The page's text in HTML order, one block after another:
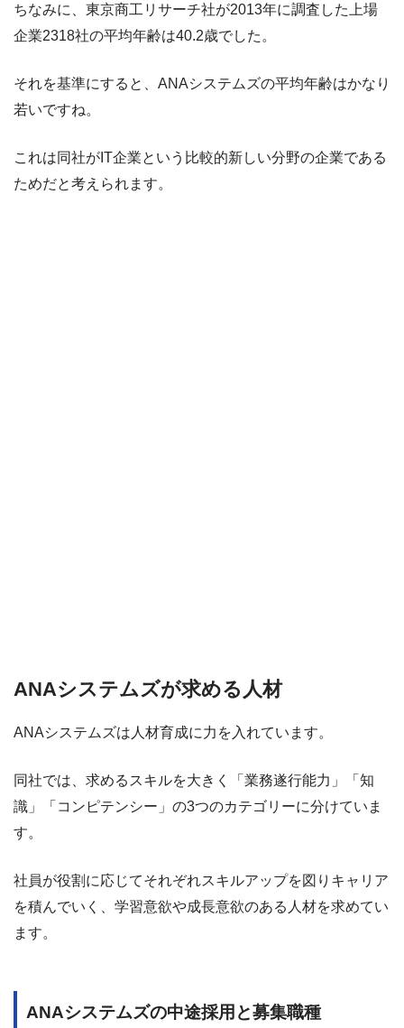
ちなみに、東京商工リサーチ社が2013年に調査した上場
企業2318社の平均年齢は40.2歳でした。
それを基準にすると、ANAシステムズの平均年齢はかなり
若いですね。
これは同社がIT企業という比較的新しい分野の企業である
ためだと考えられます。
ANAシステムズが求める人材
ANAシステムズは人材育成に力を入れています。
同社では、求めるスキルを大きく「業務遂行能力」「知
識」「コンピテンシー」の3つのカテゴリーに分けていま
す。
社員が役割に応じてそれぞれスキルアップを図りキャリア
を積んでいく、学習意欲や成長意欲のある人材を求めてい
ます。
ANAシステムズの中途採用と募集職種